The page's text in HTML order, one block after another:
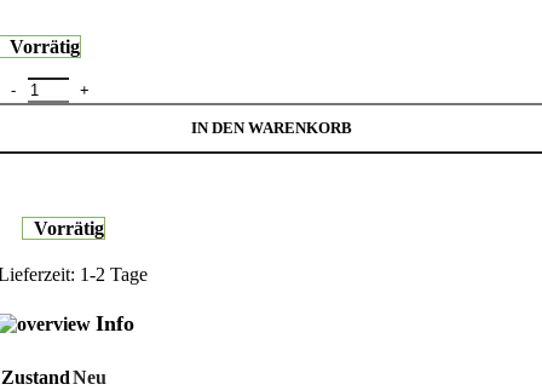
Vorrätig
ScreenForce TemperedGlass Displayschutz 16 ProMax
IN DEN WARENKORB
Vorrätig
1-2 Tage
Info
ZustandNeu